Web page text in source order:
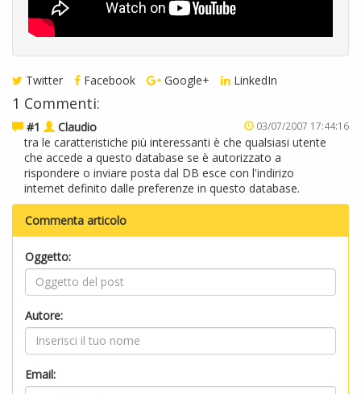
Twitter Facebook Google+ LinkedIn
1 Commenti:
#1 Claudio 03/07/2007 17:44:16
tra le caratteristiche più interessanti è che qualsiasi utente
che accede a questo database se è autorizzato a
rispondere o inviare posta dal DB esce con l'indirizo
internet definito dalle preferenze in questo database.
Commenta articolo
Oggetto:
Autore:
Email: